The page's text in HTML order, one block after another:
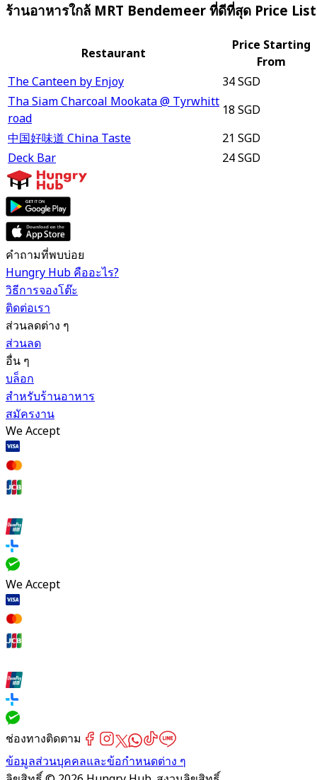
ร้านอาหารใกล้ MRT Bendemeer ที่ดีที่สุด Price List
Restaurant
Price Starting
From
The Canteen by Enjoy
34 SGD
Tha Siam Charcoal Mookata @ Tyrwhitt
road
18 SGD
中国好味道 China Taste
21 SGD
Deck Bar
24 SGD
คำถามที่พบบ่อย
Hungry Hub คืออะไร?
วิธีการจองโต๊ะ
ติดต่อเรา
ส่วนลดต่าง ๆ
ส่วนลด
อื่น ๆ
บล็อก
สำหรับร้านอาหาร
สมัครงาน
We Accept
We Accept
ช่องทางติดตาม
ข้อมูลส่วนบุคคลและข้อกำหนดต่าง ๆ